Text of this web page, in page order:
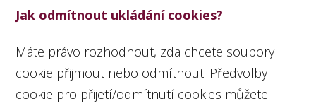
Jak odmítnout ukládání cookies?
Máte právo rozhodnout, zda chcete soubory
cookie přijmout nebo odmítnout. Předvolby
cookie pro přijetí/odmítnutí cookies můžete